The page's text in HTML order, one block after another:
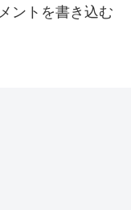
ントを書き込む